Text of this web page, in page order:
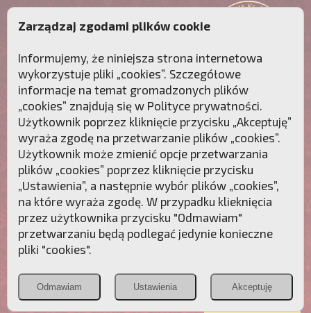
Przebudźmy sumienia Polaków!
Polonia
Christiana
PCh24.pl
Przymierze
POZNAJ APOSTOLAT FATIMY WESPRZYJ
NAS
Zarządzaj zgodami plików cookie
Informujemy, że niniejsza strona internetowa
wykorzystuje pliki „cookies”. Szczegółowe
informacje na temat gromadzonych plików
„cookies” znajdują się w Polityce prywatności.
Użytkownik poprzez kliknięcie przycisku „Akceptuję”
wyraża zgodę na przetwarzanie plików „cookies”.
Użytkownik może zmienić opcje przetwarzania
plików „cookies” poprzez kliknięcie przycisku
„Ustawienia”, a następnie wybór plików „cookies”,
na które wyraża zgodę. W przypadku klieknięcia
przez użytkownika przycisku "Odmawiam"
przetwarzaniu będą podlegać jedynie konieczne
pliki "cookies".
Odmawiam Ustawienia Akceptuję